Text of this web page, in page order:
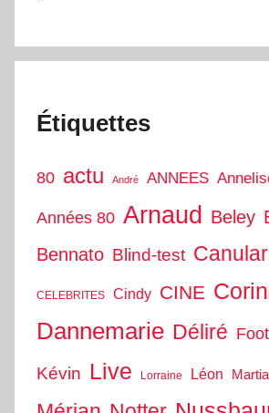
Étiquettes
80 actu André ANNEES
Années 80 Arnaud Beley
Bennato Blind-test Canular
CELEBRITES Cindy CINE
Dannemarie Déliré Foot
Kévin Live Lorraine Léon